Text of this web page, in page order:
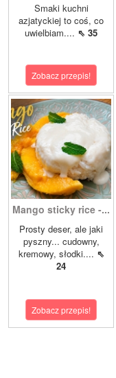
Smaki kuchni
azjatyckiej to coś, co
uwielbiam.... ⇖ 35
Zobacz przepis!
Mango sticky rice -...
Prosty deser, ale jaki
pyszny... cudowny,
kremowy, słodki.... ⇖
24
Zobacz przepis!